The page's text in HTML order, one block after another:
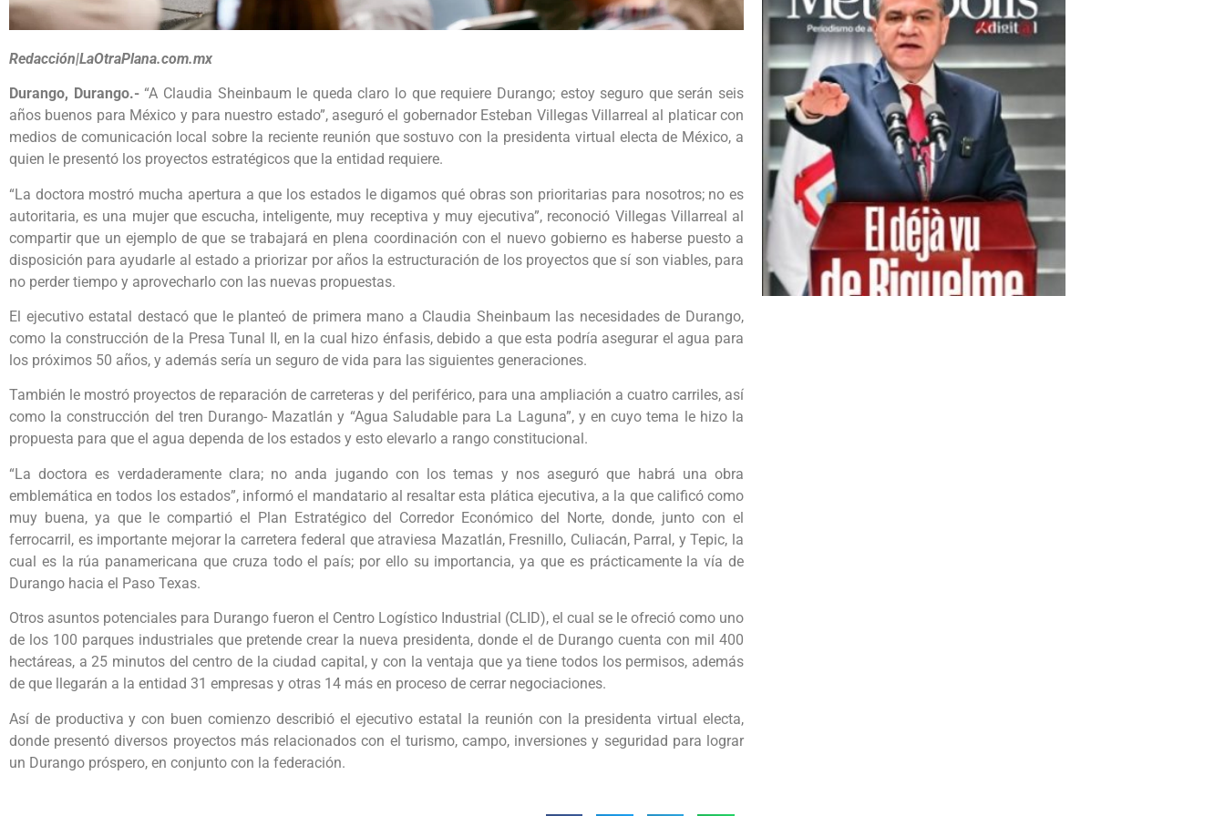
Redacción|LaOtraPlana.com.mx
Durango, Durango.- “A Claudia Sheinbaum le queda claro lo que requiere Durango; estoy seguro que serán seis
años buenos para México y para nuestro estado”, aseguró el gobernador Esteban Villegas Villarreal al platicar con
medios de comunicación local sobre la reciente reunión que sostuvo con la presidenta virtual electa de México, a
quien le presentó los proyectos estratégicos que la entidad requiere.
“La doctora mostró mucha apertura a que los estados le digamos qué obras son prioritarias para nosotros; no es
autoritaria, es una mujer que escucha, inteligente, muy receptiva y muy ejecutiva”, reconoció Villegas Villarreal al
compartir que un ejemplo de que se trabajará en plena coordinación con el nuevo gobierno es haberse puesto a
disposición para ayudarle al estado a priorizar por años la estructuración de los proyectos que sí son viables, para
no perder tiempo y aprovecharlo con las nuevas propuestas.
El ejecutivo estatal destacó que le planteó de primera mano a Claudia Sheinbaum las necesidades de Durango,
como la construcción de la Presa Tunal II, en la cual hizo énfasis, debido a que esta podría asegurar el agua para
los próximos 50 años, y además sería un seguro de vida para las siguientes generaciones.
También le mostró proyectos de reparación de carreteras y del periférico, para una ampliación a cuatro carriles, así
como la construcción del tren Durango- Mazatlán y “Agua Saludable para La Laguna”, y en cuyo tema le hizo la
propuesta para que el agua dependa de los estados y esto elevarlo a rango constitucional.
“La doctora es verdaderamente clara; no anda jugando con los temas y nos aseguró que habrá una obra
emblemática en todos los estados”, informó el mandatario al resaltar esta plática ejecutiva, a la que calificó como
muy buena, ya que le compartió el Plan Estratégico del Corredor Económico del Norte, donde, junto con el
ferrocarril, es importante mejorar la carretera federal que atraviesa Mazatlán, Fresnillo, Culiacán, Parral, y Tepic, la
cual es la rúa panamericana que cruza todo el país; por ello su importancia, ya que es prácticamente la vía de
Durango hacia el Paso Texas.
Otros asuntos potenciales para Durango fueron el Centro Logístico Industrial (CLID), el cual se le ofreció como uno
de los 100 parques industriales que pretende crear la nueva presidenta, donde el de Durango cuenta con mil 400
hectáreas, a 25 minutos del centro de la ciudad capital, y con la ventaja que ya tiene todos los permisos, además
de que llegarán a la entidad 31 empresas y otras 14 más en proceso de cerrar negociaciones.
Así de productiva y con buen comienzo describió el ejecutivo estatal la reunión con la presidenta virtual electa,
donde presentó diversos proyectos más relacionados con el turismo, campo, inversiones y seguridad para lograr
un Durango próspero, en conjunto con la federación.